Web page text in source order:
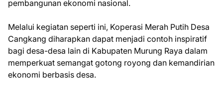
pembangunan ekonomi nasional.
Melalui kegiatan seperti ini, Koperasi Merah Putih Desa
Cangkang diharapkan dapat menjadi contoh inspiratif
bagi desa-desa lain di Kabupaten Murung Raya dalam
memperkuat semangat gotong royong dan kemandirian
ekonomi berbasis desa.